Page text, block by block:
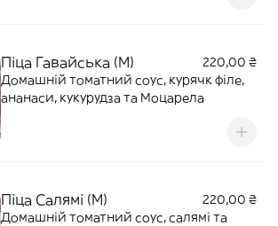
Піца Гавайська (M)
220,00 ₴
Домашній томатний соус, курячк філе,
ананаси, кукурудза та Моцарела
Піца Салямі (M)
220,00 ₴
Домашній томатний соус, салямі та